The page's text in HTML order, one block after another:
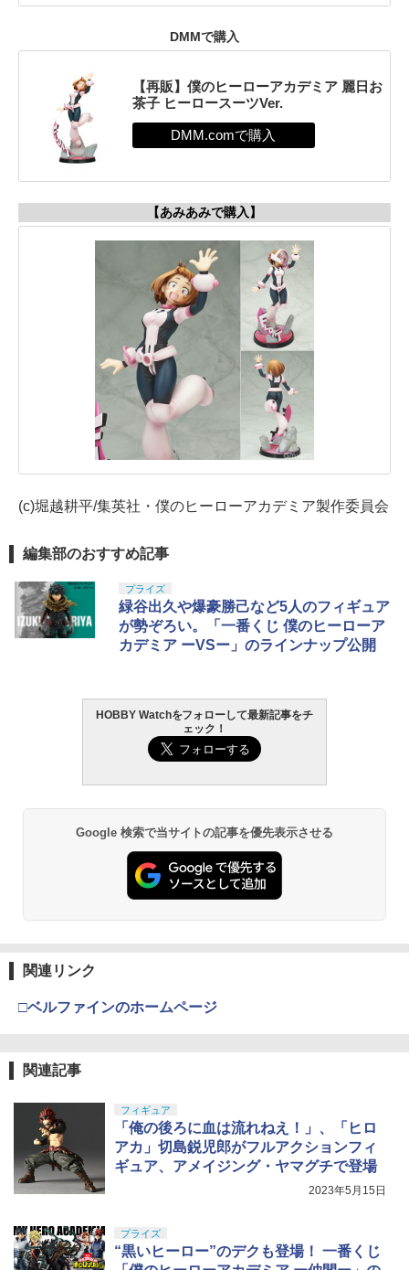
DMMで購入
【再販】僕のヒーローアカデミア 麗日お
茶子 ヒーロースーツVer.
【あみあみで購入】
(c)堀越耕平/集英社・僕のヒーローアカデミア製作委員会
編集部のおすすめ記事
プライズ
緑谷出久や爆豪勝己など5人のフィギュア
が勢ぞろい。「一番くじ 僕のヒーローア
カデミア ーVSー」のラインナップ公開
HOBBY Watchをフォローして最新記事をチ
ェック！
Google 検索で当サイトの記事を優先表示させる
関連リンク
□ベルファインのホームページ
関連記事
フィギュア
「俺の後ろに血は流れねえ！」、「ヒロ
アカ」切島鋭児郎がフルアクションフィ
ギュア、アメイジング・ヤマグチで登場
2023年5月15日
プライズ
“黒いヒーロー”のデクも登場！ 一番くじ